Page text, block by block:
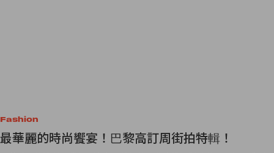
Fashion
最華麗的時尚饗宴！巴黎高訂周街拍特輯！